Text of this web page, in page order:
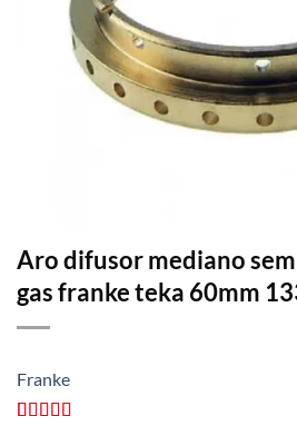
Aro difusor mediano
gas franke teka 60mm
Franke